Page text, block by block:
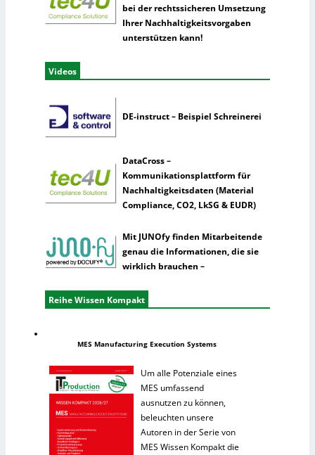
bei der rechtssicheren Umsetzung
Ihrer Nachhaltigkeitsvorgaben
unterstützen kann!
Videos
DE-instruct – Beispiel Schreinerei
DataCross –
Kommunikationsplattform für
Nachhaltigkeitsdaten (Material
Compliance, CO2, LkSG & EUDR)
Mit JUNOfy finden Mitarbeitende
genau die Informationen, die sie
wirklich brauchen –
Reihe Wissen Kompakt
MES Manufacturing Execution Systems
Um alle Potenziale eines
MES umfassend
ausnutzen zu können,
beleuchten unsere
Autoren in der Serie von
MES Wissen Kompakt die